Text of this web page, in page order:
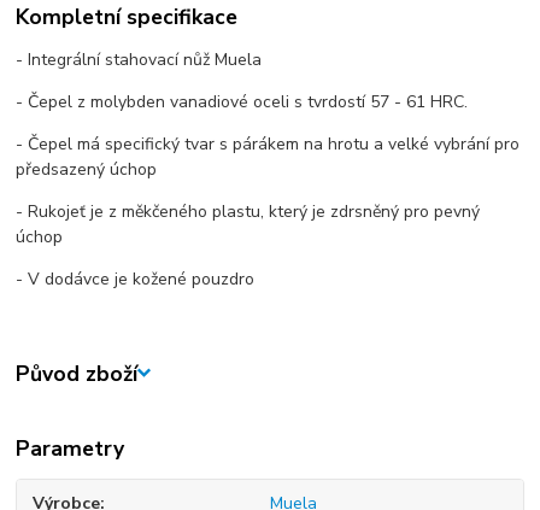
Kompletní specifikace
- Integrální stahovací nůž Muela
- Čepel z molybden vanadiové oceli s tvrdostí 57 - 61 HRC.
- Čepel má specifický tvar s párákem na hrotu a velké vybrání pro
předsazený úchop
- Rukojeť je z měkčeného plastu, který je zdrsněný pro pevný
úchop
- V dodávce je kožené pouzdro
Původ zboží
Parametry
Výrobce Muela